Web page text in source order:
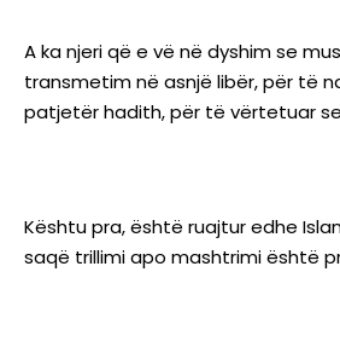
A ka njeri që e vë në dyshim se
transmetim në asnjë libër, për të
patjetër hadith, për të vërtetuar
Kështu pra, është ruajtur edhe
saqë trillimi apo mashtrimi është